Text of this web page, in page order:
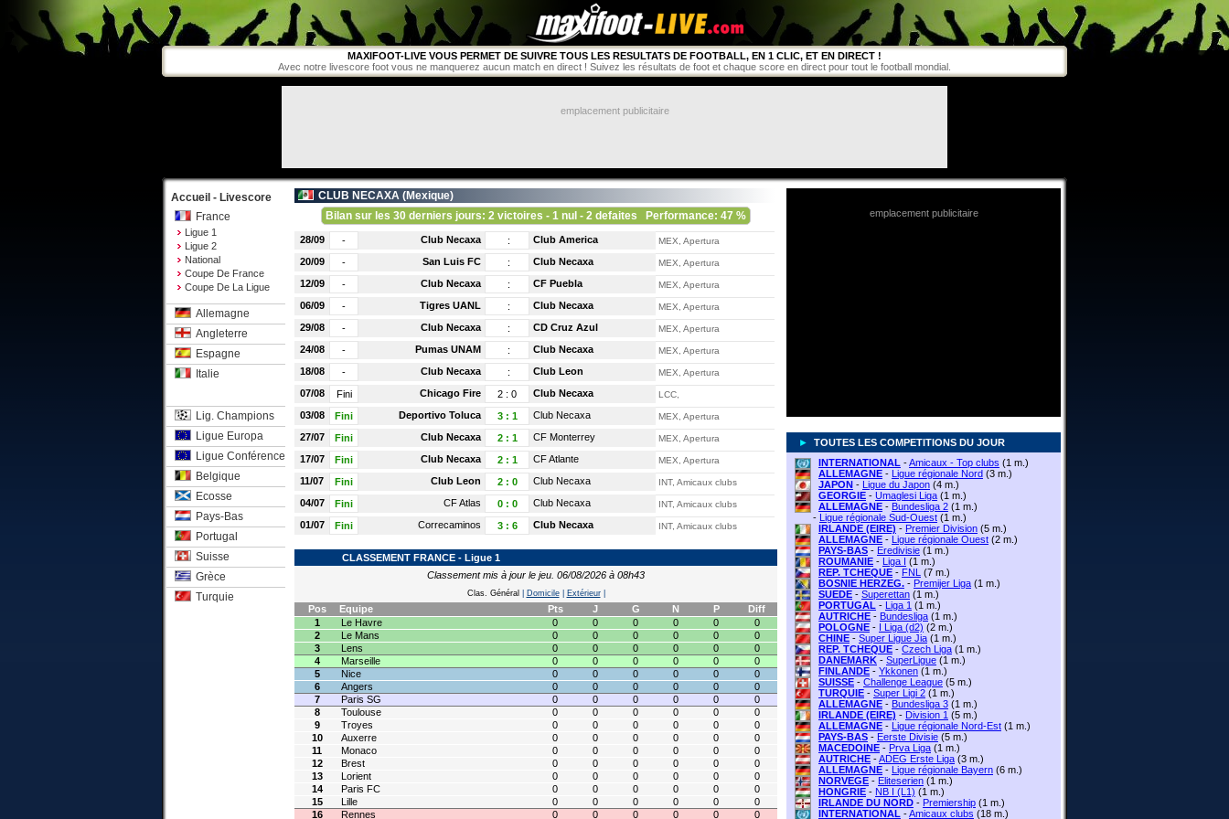
MAXIFOOT-LIVE VOUS PERMET DE SUIVRE TOUS LES RESULTATS DE FOOTBALL, EN 1 CLIC, ET EN DIRECT !
Avec notre livescore foot vous ne manquerez aucun match en direct ! Suivez les résultats de foot et chaque score en direct pour tout le football mondial.
emplacement publicitaire
Accueil - Livescore
France
Ligue 1
Ligue 2
National
Coupe De France
Coupe De La Ligue
Allemagne
Angleterre
Espagne
Italie
Lig. Champions
Ligue Europa
Ligue Conférence
Belgique
Ecosse
Pays-Bas
Portugal
Suisse
Grèce
Turquie
CLUB NECAXA (Mexique)
Bilan sur les 30 derniers jours: 2 victoires - 1 nul - 2 defaites
Performance: 47 %
28/09 - Club Necaxa : Club America MEX, Apertura
20/09 - San Luis FC : Club Necaxa MEX, Apertura
12/09 - Club Necaxa : CF Puebla MEX, Apertura
06/09 - Tigres UANL : Club Necaxa MEX, Apertura
29/08 - Club Necaxa : CD Cruz Azul MEX, Apertura
24/08 - Pumas UNAM : Club Necaxa MEX, Apertura
18/08 - Club Necaxa : Club Leon MEX, Apertura
07/08 Fini Chicago Fire 2 : 0 Club Necaxa LCC,
03/08 Fini Deportivo Toluca 3: 1 Club Necaxa MEX, Apertura
27/07 Fini Club Necaxa 2: 1 CF Monterrey MEX, Apertura
17/07 Fini Club Necaxa 2: 1 CF Atlante MEX, Apertura
11/07 Fini Club Leon 2: 0 Club Necaxa INT, Amicaux clubs
04/07 Fini CF Atlas 0: 0 Club Necaxa INT, Amicaux clubs
01/07 Fini Correcaminos 3: 6 Club Necaxa INT, Amicaux clubs
CLASSEMENT FRANCE - Ligue 1
Classement mis à jour le jeu. 06/08/2026 à 08h43
Clas. Général Domicile| Extérieur|
Pos Equipe Pts J G N P
Diff
1
Le Havre 0 0 0 0 0
0
2
Le Mans 0 0 0 0 0
0
3
Lens 0 0 0 0 0
0
4
Marseille 0 0 0 0 0
0
5
Nice 0 0 0 0 0
0
6
Angers 0 0 0 0 0
0
7
Paris SG 0 0 0 0 0
0
8
Toulouse 0 0 0 0 0
0
9
Troyes 0 0 0 0 0
0
10
Auxerre 0 0 0 0 0
0
11
Monaco 0 0 0 0 0
0
12
Brest 0 0 0 0 0
0
13
Lorient 0 0 0 0 0
0
14
Paris FC 0 0 0 0 0
0
15
Lille 0 0 0 0 0
0
16
Rennes 0 0 0 0 0 0
emplacement publicitaire
►
TOUTES LES COMPETITIONS DU JOUR
INTERNATIONAL -Amicaux - Top clubs (1 m.)
ALLEMAGNE - Ligue régionale Nord (3 m.)
JAPON - Ligue du Japon (4 m.)
GEORGIE - Umaglesi Liga (1 m.)
ALLEMAGNE - Bundesliga 2 (1 m.)
- Ligue régionale Sud-Ouest (1 m.)
IRLANDE (EIRE) - Premier Division (5 m.)
ALLEMAGNE - Ligue régionale Ouest (2 m.)
PAYS-BAS - Eredivisie (1 m.)
ROUMANIE - Liga I (1 m.)
REP. TCHEQUE - FNL (7 m.)
BOSNIE HERZEG. - Premijer Liga (1 m.)
SUEDE - Superettan (1 m.)
PORTUGAL - Liga 1 (1 m.)
AUTRICHE - Bundesliga (1 m.)
POLOGNE - I Liga (d2) (2 m.)
CHINE - Super Ligue Jia (1 m.)
REP. TCHEQUE - Czech Liga (1 m.)
DANEMARK - SuperLigue (1 m.)
FINLANDE - Ykkonen (1 m.)
SUISSE - Challenge League (5 m.)
TURQUIE - Super Ligi 2 (1 m.)
ALLEMAGNE - Bundesliga 3 (1 m.)
IRLANDE (EIRE) - Division 1 (5 m.)
ALLEMAGNE - Ligue régionale Nord-Est (1 m.)
PAYS-BAS - Eerste Divisie (5 m.)
MACEDOINE - Prva Liga (1 m.)
AUTRICHE -ADEG Erste Liga (3 m.)
ALLEMAGNE - Ligue régionale Bayern (6 m.)
NORVEGE - Eliteserien (1 m.)
HONGRIE - NB I (L1) (1 m.)
IRLANDE DU NORD - Premiership (1 m.)
INTERNATIONAL -Amicaux clubs (18 m.)